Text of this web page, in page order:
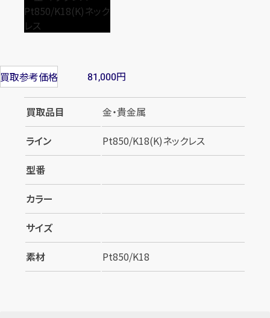
買取参考価格 81,000円
買取品目
金・貴金属
ライン
Pt850/K18(K)ネックレス
型番
カラー
サイズ
素材
Pt850/K18